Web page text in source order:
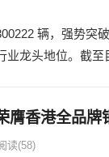
辆，强势突
业龙头地位。截
膺香港全品牌
读(58)